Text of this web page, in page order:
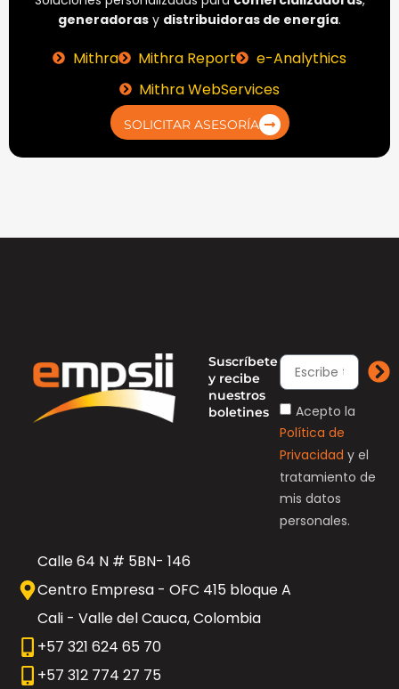
generadoras y distribuidoras de energía.
Mithra Mithra Report
e-Analythics
Mithra WebServices
SOLICITAR ASESORÍA
Suscríbete
y recibe
nuestros
boletines
Acepto la
Política de
Privacidad y el
tratamiento de
mis datos
personales.
Calle 64 N # 5BN- 146
Centro Empresa - OFC 415 bloque A
Cali - Valle del Cauca, Colombia
+57 321 624 65 70
+57 312 774 27 75